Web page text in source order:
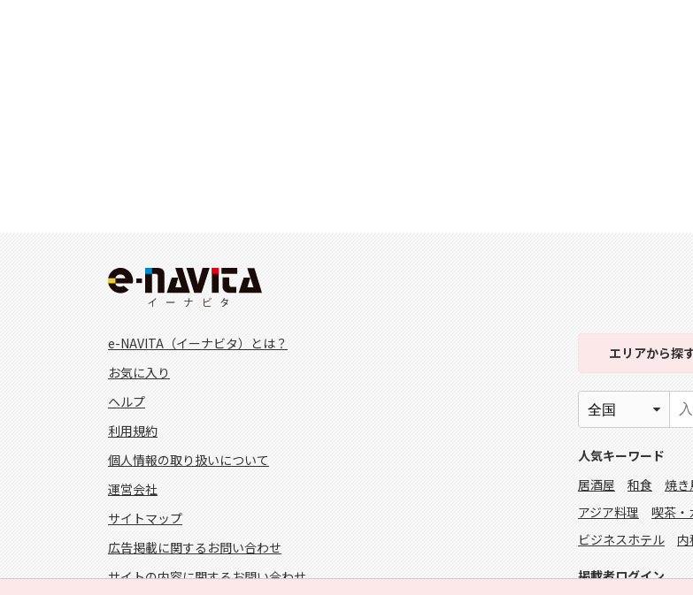
e-NAVITA（イーナビタ）とは？
お気に入り
ヘルプ
利用規約
個人情報の取り扱いについて
運営会社
サイトマップ
広告掲載に関するお問い合わせ
サイトの内容に関するお問い合わせ
エリアから探
人気キーワード
居酒屋
和食 焼き
アジア料理
喫茶・
ビジネスホテル
内
掲載者ログイン